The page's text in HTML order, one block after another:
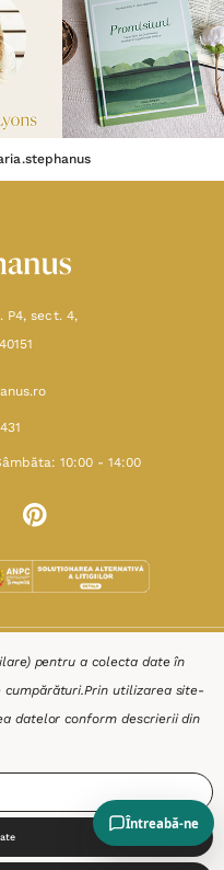
P4, sect. 4,
10:00 - 14:00
pentru a colecta date în
cumpărături.Prin utilizarea site-
datelor conform descrierii din